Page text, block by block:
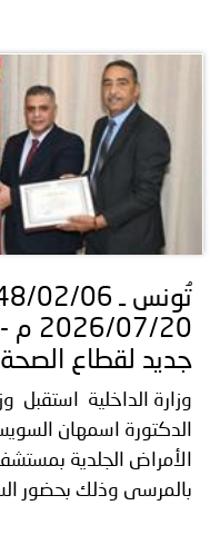
جديد لقطاع الصحة
وزارة الداخلية استقبل
الدكتورة اسمهان
الأمراض الجلدية
بالمرسى وذلك بحضور